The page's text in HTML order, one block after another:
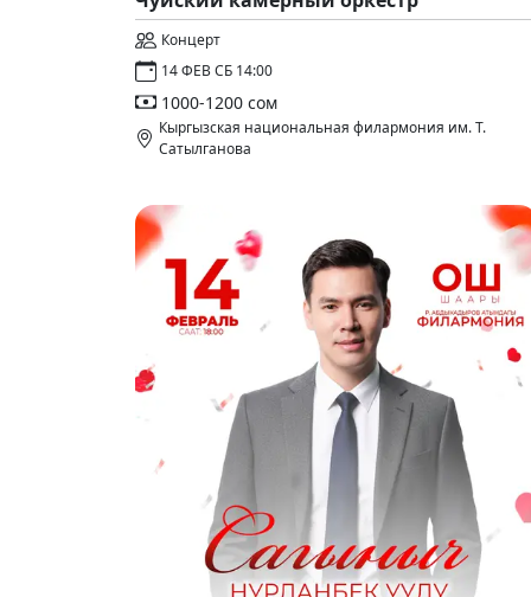
Концерт
14 ФЕВ СБ 14:00
1000-1200 сом
Кыргызская национальная филармония им. Т.
Сатылганова